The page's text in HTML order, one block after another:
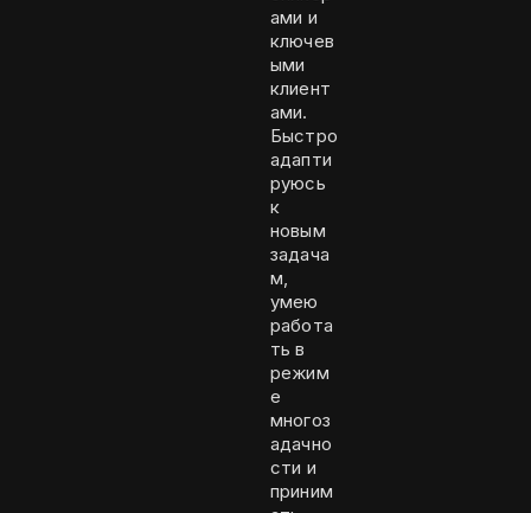
ами и
ключев
ыми
клиент
ами.
Быстро
адапти
руюсь
к
новым
задача
м,
умею
работа
ть в
режим
е
многоз
адачно
сти и
приним